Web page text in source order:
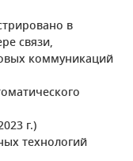
в
связи,
коммуникаций
г.)
технологий